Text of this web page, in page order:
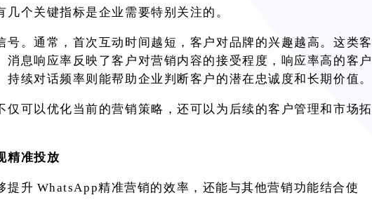
个关键指标是企业需要特别关注的。
号。通常，首次互动时间越短，客户对品牌的兴趣越高。这类客
消息响应率反映了客户对营销内容的接受程度，响应率高的客户
续对话频率则能帮助企业判断客户的潜在忠诚度和长期价值。
仅可以优化当前的营销策略，还可以为后续的客户管理和市场拓
精准投放
提升 WhatsApp精准营销的效率，还能与其他营销功能结合使